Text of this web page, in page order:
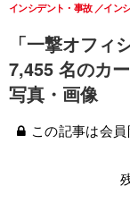
「一撃オフィ
7,455 名のカ
写真・画像
インシデント・事故 イン
この記事は会